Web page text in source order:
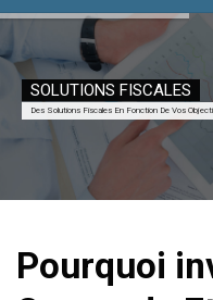
SOLUTIONS FISCALES
Des Solutions Fiscales En Fonction De Vos
Pourquoi